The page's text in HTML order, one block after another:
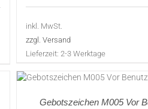
inkl. MwSt.
zzgl. Versand
Lieferzeit: 2-3 Werktage
Gebotszeichen M005 Vor